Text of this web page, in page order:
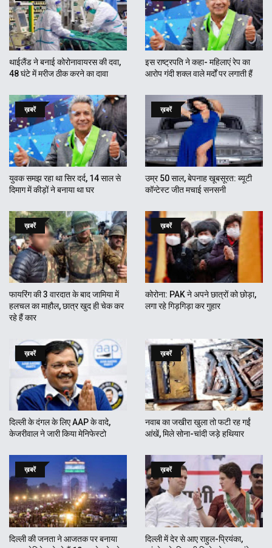
थाईलैंड ने बनाई कोरोनावायरस की दवा,
48 घंटे में मरीज ठीक करने का दावा
इस राष्ट्रपति ने कहा- महिलाएं रेप का
आरोप गंदी शक्ल वाले मर्दों पर लगाती हैं
ख़बरें
युवक समझ रहा था सिर दर्द, 14 साल से
दिमाग में कीड़ों ने बनाया था घर
ख़बरें
उम्र 50 साल, बेपनाह खूबसूरत: ब्यूटी
कॉन्टेस्ट जीत मचाई सनसनी
ख़बरें
फायरिंग की 3 वारदात के बाद जामिया में
हलचल का माहौल, छात्र खुद ही चेक कर
रहे हैं कार
ख़बरें
कोरोना: PAK ने अपने छात्रों को छोड़ा,
लगा रहे गिड़गिड़ा कर गुहार
ख़बरें
दिल्ली के दंगल के लिए AAP के वादे,
केजरीवाल ने जारी किया मेनिफेस्टो
ख़बरें
नवाब का जखीरा खुला तो फटी रह गईं
आंखें, मिले सोना-चांदी जड़े हथियार
ख़बरें
दिल्ली की जनता ने आजतक पर बनाया
ख़बरें
दिल्ली में देर से आए राहुल-प्रियंका,